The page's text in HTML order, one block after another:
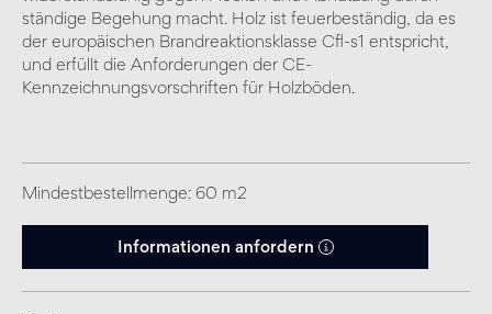
ständige Begehung macht. Holz ist feuerbeständig, da es
der europäischen Brandreaktionsklasse Cfl-s1 entspricht,
und erfüllt die Anforderungen der CE-
Kennzeichnungsvorschriften für Holzböden.
Mindestbestellmenge: 60 m2
Informationen anfordern